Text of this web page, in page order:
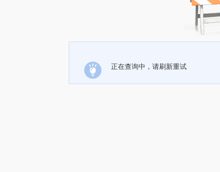
正在查询中，请刷新重试